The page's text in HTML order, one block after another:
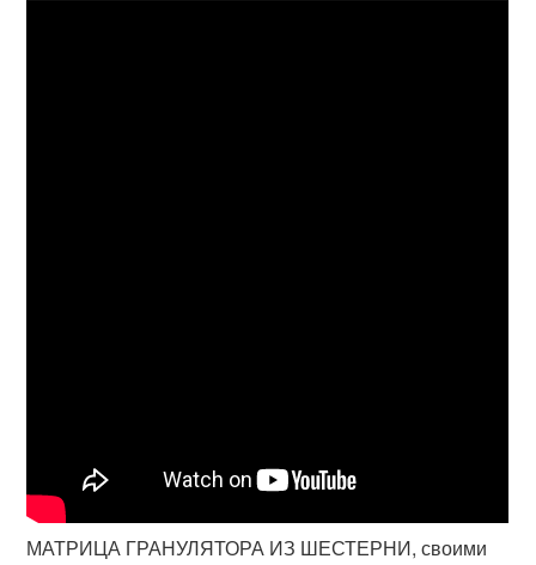
МАТРИЦА ГРАНУЛЯТОРА ИЗ ШЕСТЕРНИ, своими